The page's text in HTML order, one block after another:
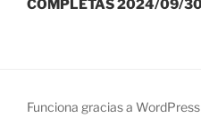
COMPLETAS 2024/09/
Funciona gracias a WordPress